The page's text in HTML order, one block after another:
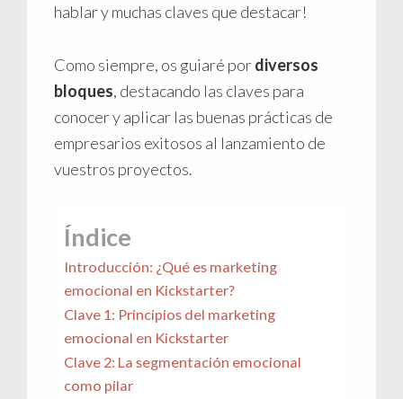
hablar y muchas claves que destacar!
Como siempre, os guiaré pordiversos
bloques, destacando las claves para
conocer y aplicar las buenas prácticas de
empresarios exitosos al lanzamiento de
vuestros proyectos.
Índice
Introducción: ¿Qué es marketing
emocional en Kickstarter?
Clave 1: Principios del marketing
emocional en Kickstarter
Clave 2: La segmentación emocional
como pilar